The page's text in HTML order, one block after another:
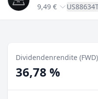
9,49 €
Dividendenrendite (FWD)
36,78 %